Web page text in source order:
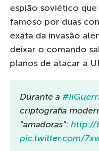
espião soviético
famoso por duas
exata da invasão
deixar o comando
planos de atacar a
Durante a
criptografia
"amadoras": http://
pic.twitter.com/